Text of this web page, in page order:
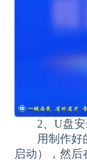
2、U盘安
用制作好的
启动），然后